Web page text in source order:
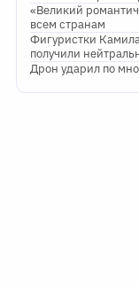
«Великий
всем странам
Фигуристки
получили
Дрон ударил по